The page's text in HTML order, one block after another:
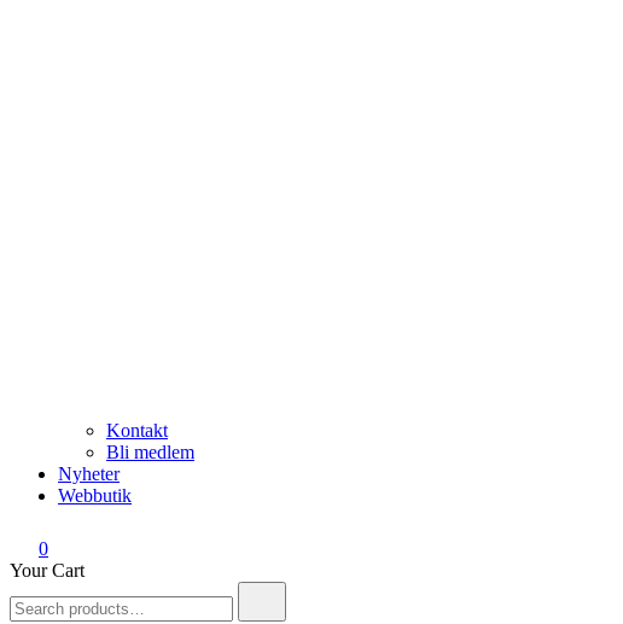
Kontakt
Bli medlem
Nyheter
Webbutik
0
Your Cart
for: